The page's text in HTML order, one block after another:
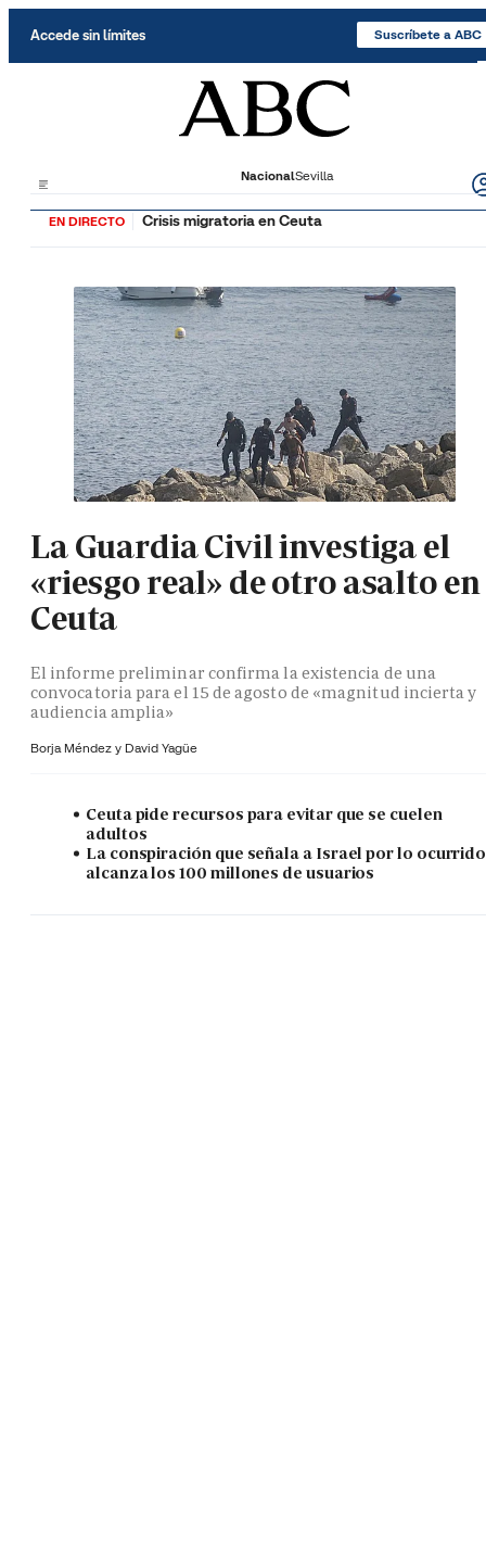
Accede sin límites Suscríbete a ABC
NacionalSevilla
EN DIRECTO Crisis migratoria en Ceuta
La Guardia Civil investiga el
«riesgo real» de otro asalto en
Ceuta
El informe preliminar confirma la existencia de una
convocatoria para el 15 de agosto de «magnitud incierta y
audiencia amplia»
Borja Méndez y David Yagüe
Ceuta pide recursos para evitar que se cuelen
adultos
La conspiración que señala a Israel por lo ocurrido
alcanza los 100 millones de usuarios